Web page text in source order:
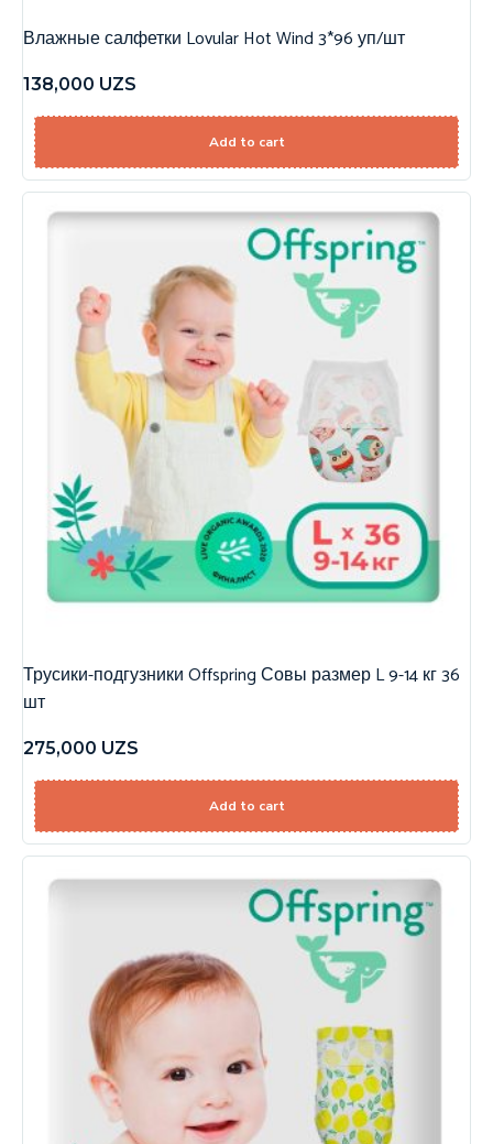
Влажные салфетки Lovular Hot Wind 3*96 уп/шт
138,000 UZS
Add to cart
Трусики-подгузники Offspring Совы размер L 9-14 кг 36
шт
275,000 UZS
Add to cart